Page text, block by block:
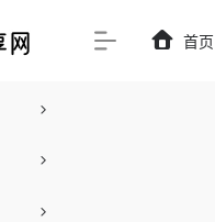
首页